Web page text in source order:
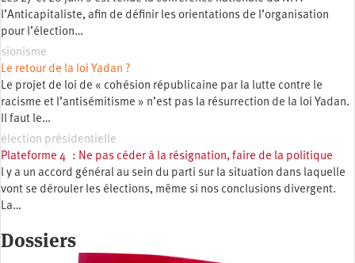
l’Anticapitaliste, afin de définir les orientations de l’organisation
pour l’élection…
sionisme
Le retour de la loi Yadan ?
Le projet de loi de « cohésion républicaine par la lutte contre le
racisme et l’antisémitisme » n’est pas la résurrection de la loi Yadan.
Il faut le…
élection présidentielle
Plateforme 4 : Ne pas céder à la résignation, faire de la politique
l y a un accord général au sein du parti sur la situation dans laquelle
vont se dérouler les élections, même si nos conclusions divergent.
La…
Dossiers